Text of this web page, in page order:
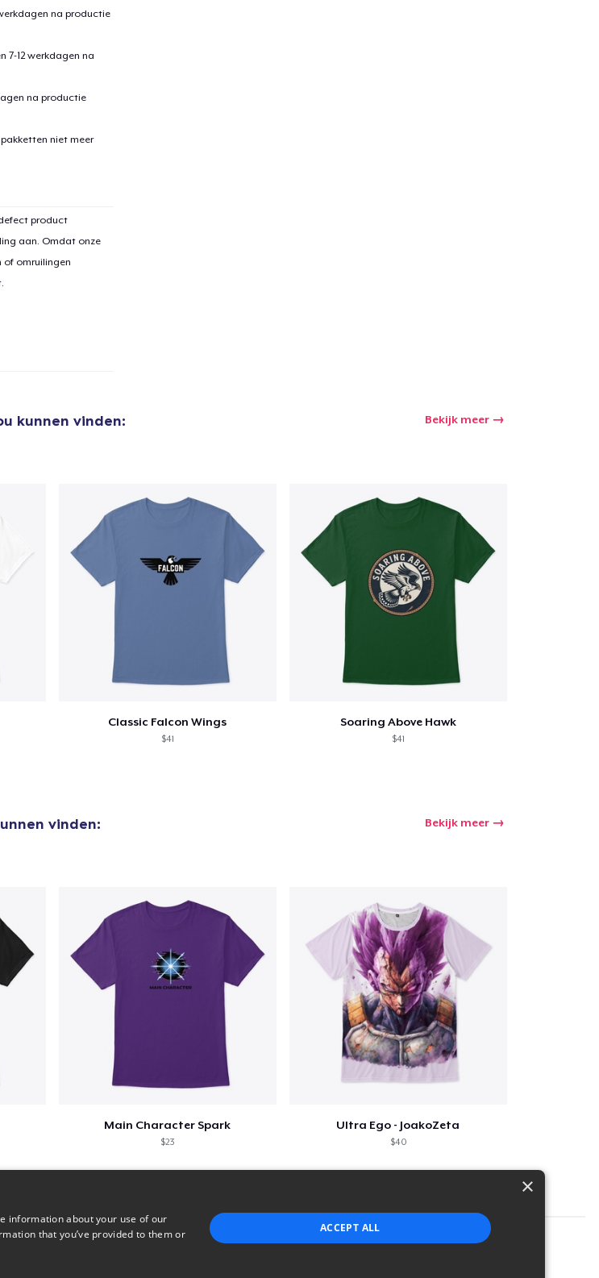
na productie
7-12 werkdagen na
na productie
niet meer
product
aan. Omdat onze
of omruilingen
kunnen vinden: Bekijk meer
Classic Falcon Wings
$41
Soaring Above Hawk
$41
vinden: Bekijk meer
Main Character Spark
$23
Ultra Ego - JoakoZeta
$40
toegevoegd
×
information about your use of our
that you’ve provided to them or
ACCEPT ALL